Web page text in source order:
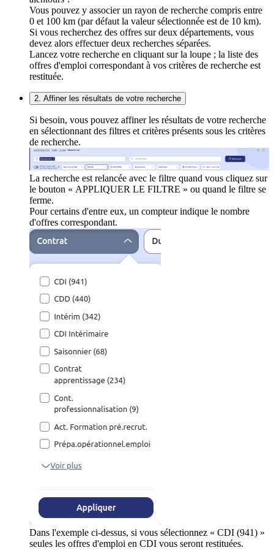
Vous pouvez y associer un rayon de recherche compris entre
0 et 100 km (par défaut la valeur sélectionnée est de 10 km).
Si vous recherchez des offres sur deux départements, vous
devez alors effectuer deux recherches séparées.
Lancez votre recherche en cliquant sur la loupe ; la liste des
offres d'emploi correspondant à vos critères de recherche est
restituée.
2. Affiner les résultats de votre recherche
Si besoin, vous pouvez affiner les résultats de votre recherche
en sélectionnant des filtres et critères présents sous les critères
de recherche.
La recherche est relancée avec le filtre quand vous cliquez sur
le bouton « APPLIQUER LE FILTRE » ou quand le filtre se
ferme.
Pour certains d'entre eux, un compteur indique le nombre
d'offres correspondant.
Dans l'exemple ci-dessus, si vous sélectionnez « CDI (941) »
seules les offres d'emploi en CDI vous seront restituées.